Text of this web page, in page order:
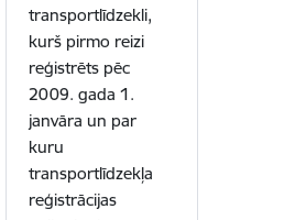
transportlīdzekli,
kurš pirmo reizi
reģistrēts pēc
2009. gada 1.
janvāra un par
kuru
transportlīdzekļa
reģistrācijas